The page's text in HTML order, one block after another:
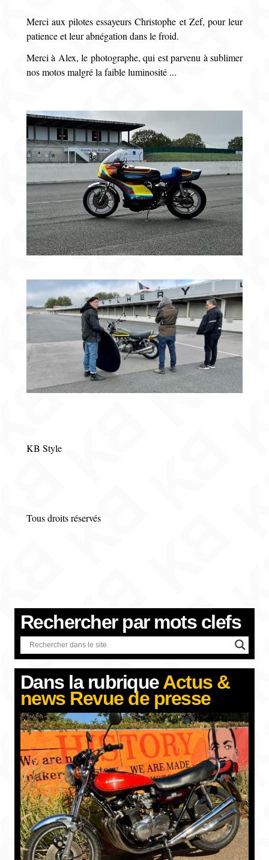
Merci aux pilotes essayeurs Christophe et Zef, pour leur
patience et leur abnégation dans le froid.
Merci à Alex, le photographe, qui est parvenu à sublimer
nos motos malgré la faible luminosité ...
KB Style
Tous droits réservés
Rechercher par mots clefs
Dans la rubriqueActus &
news Revue de presse